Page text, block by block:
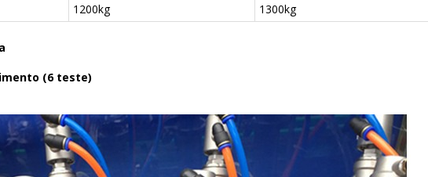
1200kg 1300kg
(6 teste)